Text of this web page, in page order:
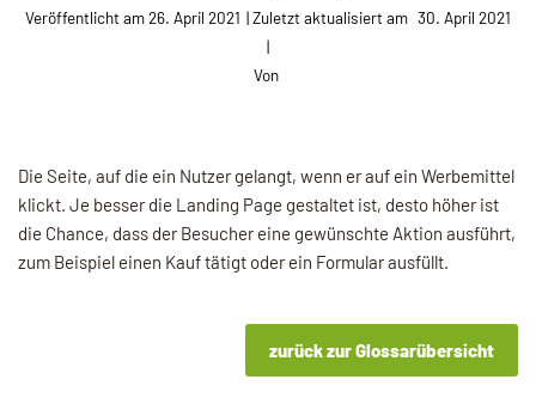
Veröffentlicht am26. April 2021 30. April 2021
Von
Die Seite, auf die ein Nutzer gelangt, wenn er auf ein Werbemittel
klickt. Je besser die Landing Page gestaltet ist, desto höher ist
die Chance, dass der Besu­cher eine gewünschte Aktion ausführt,
zum Beispiel einen Kauf tätigt oder ein Formular ausfüllt.
zurück zur Glossarübersicht